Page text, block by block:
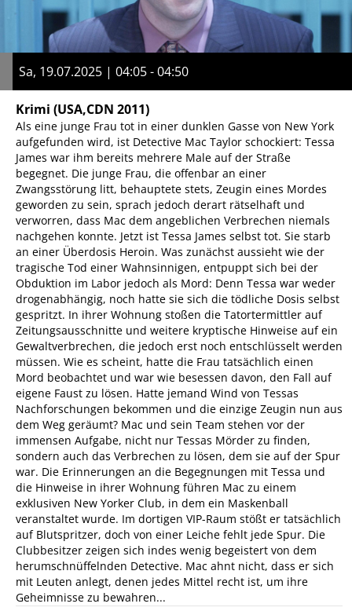
Sa, 19.07.2025 | 04:05 - 04:50
Krimi (USA,CDN 2011)
Als eine junge Frau tot in einer dunklen Gasse von New York
aufgefunden wird, ist Detective Mac Taylor schockiert: Tessa
James war ihm bereits mehrere Male auf der Straße
begegnet. Die junge Frau, die offenbar an einer
Zwangsstörung litt, behauptete stets, Zeugin eines Mordes
geworden zu sein, sprach jedoch derart rätselhaft und
verworren, dass Mac dem angeblichen Verbrechen niemals
nachgehen konnte. Jetzt ist Tessa James selbst tot. Sie starb
an einer Überdosis Heroin. Was zunächst aussieht wie der
tragische Tod einer Wahnsinnigen, entpuppt sich bei der
Obduktion im Labor jedoch als Mord: Denn Tessa war weder
drogenabhängig, noch hatte sie sich die tödliche Dosis selbst
gespritzt. In ihrer Wohnung stoßen die Tatortermittler auf
Zeitungsausschnitte und weitere kryptische Hinweise auf ein
Gewaltverbrechen, die jedoch erst noch entschlüsselt werden
müssen. Wie es scheint, hatte die Frau tatsächlich einen
Mord beobachtet und war wie besessen davon, den Fall auf
eigene Faust zu lösen. Hatte jemand Wind von Tessas
Nachforschungen bekommen und die einzige Zeugin nun aus
dem Weg geräumt? Mac und sein Team stehen vor der
immensen Aufgabe, nicht nur Tessas Mörder zu finden,
sondern auch das Verbrechen zu lösen, dem sie auf der Spur
war. Die Erinnerungen an die Begegnungen mit Tessa und
die Hinweise in ihrer Wohnung führen Mac zu einem
exklusiven New Yorker Club, in dem ein Maskenball
veranstaltet wurde. Im dortigen VIP-Raum stößt er tatsächlich
auf Blutspritzer, doch von einer Leiche fehlt jede Spur. Die
Clubbesitzer zeigen sich indes wenig begeistert von dem
herumschnüffelnden Detective. Mac ahnt nicht, dass er sich
mit Leuten anlegt, denen jedes Mittel recht ist, um ihre
Geheimnisse zu bewahren...